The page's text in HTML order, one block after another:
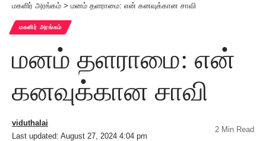
மகளிர் அரங்கம் > மனம் தளராமை: என் கனவுக்கான சாவி
மகளிர் அரங்கம்
மனம் தளராமை: என்
கனவுக்கான சாவி
Last updated: August 27, 2024 4:04 pm
viduthalai
2 Min Read